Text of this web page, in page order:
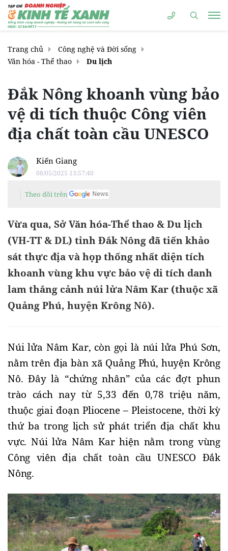
Trang chủ
Công nghệ và Đời sống
Văn hóa - Thể thao
Du lịch
Đắk Nông khoanh vùng bảo
vệ di tích thuộc Công viên
địa chất toàn cầu UNESCO
Kiến Giang
08/05/2025 13:57:40
Theo dõi trên
Vừa qua, Sở Văn hóa-Thể thao & Du lịch
(VH-TT & DL) tỉnh Đắk Nông đã tiến khảo
sát thực địa và họp thống nhất diện tích
khoanh vùng khu vực bảo vệ di tích danh
lam thắng cảnh núi lửa Nâm Kar (thuộc xã
Quảng Phú, huyện Krông Nô).
Núi lửa Nâm Kar, còn gọi là núi lửa Phú Sơn,
nằm trên địa bàn xã Quảng Phú, huyện Krông
Nô. Đây là “chứng nhân” của các đợt phun
trào cách nay từ 5,33 đến 0,78 triệu năm,
thuộc giai đoạn Pliocene – Pleistocene, thời kỳ
thứ ba trong lịch sử phát triển địa chất khu
vực. Núi lửa Nâm Kar hiện nằm trong vùng
Công viên địa chất toàn cầu UNESCO Đắk
Nông.